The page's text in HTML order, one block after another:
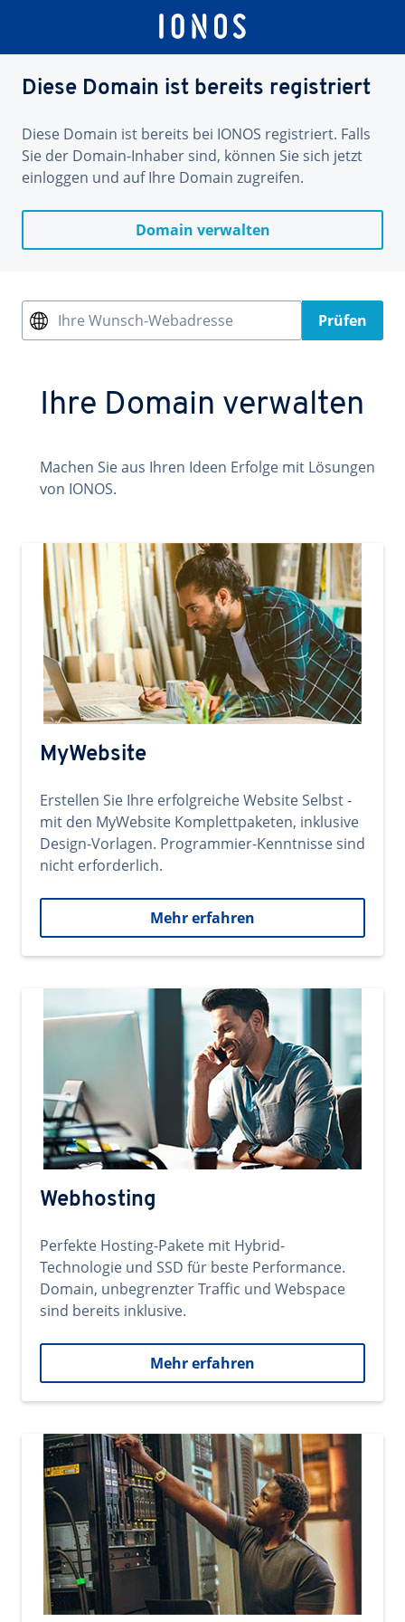
Diese Domain ist bereits registriert
Diese Domain ist bereits bei IONOS registriert. Falls
Sie der Domain-Inhaber sind, können Sie sich jetzt
einloggen und auf Ihre Domain zugreifen.
Domain verwalten
Ihre Wunsch-Webadresse Prüfen
Ihre Domain verwalten
Machen Sie aus Ihren Ideen Erfolge mit Lösungen
von IONOS.
MyWebsite
Erstellen Sie Ihre erfolgreiche Website Selbst -
mit den MyWebsite Komplettpaketen, inklusive
Design-Vorlagen. Programmier-Kenntnisse sind
nicht erforderlich.
Mehr erfahren
Webhosting
Perfekte Hosting-Pakete mit Hybrid-
Technologie und SSD für beste Performance.
Domain, unbegrenzter Traffic und Webspace
sind bereits inklusive.
Mehr erfahren